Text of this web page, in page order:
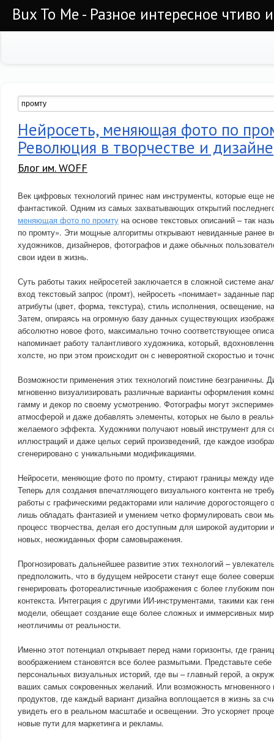
Bux To Me - Разное интересное чтиво
Нейросеть, меняющая фото по
Революция в творчестве и дизайне
Блог им. WOFF
Век цифровых технологий принес нам инструменты, которые еще
фантастикой. Одним из самых захватывающих открытий
меняющая фото по промту на основе текстовых описаний – так
по промту». Эти мощные алгоритмы открывают невиданные ранее
художников, дизайнеров, фотографов и даже обычных
свои идеи в жизнь.
Суть работы таких нейросетей заключается в сложной системе
вход текстовый запрос (промт), нейросеть «понимает» заданные
атрибуты (цвет, форма, текстура), стиль исполнения, освещение,
Затем, опираясь на огромную базу данных существующих
абсолютно новое фото, максимально точно соответствующее
напоминает работу талантливого художника, который,
холсте, но при этом происходит он с невероятной скоростью и
Возможности применения этих технологий поистине безграничны.
мгновенно визуализировать различные варианты оформления
гамму и декор по своему усмотрению. Фотографы могут
атмосферой и даже добавлять элементы, которых не было в
желаемого эффекта. Художники получают новый инструмент для
иллюстраций и даже целых серий произведений, где каждое
сгенерировано с уникальными модификациями.
Нейросети, меняющие фото по промту, стирают границы между
Теперь для создания впечатляющего визуального контента не
работы с графическими редакторами или наличие дорогостоящего
лишь обладать фантазией и умением четко формулировать свои
процесс творчества, делая его доступным для широкой аудитории
новых, неожиданных форм самовыражения.
Прогнозировать дальнейшее развитие этих технологий –
предположить, что в будущем нейросети станут еще более
генерировать фотореалистичные изображения с более глубоким
контекста. Интеграция с другими ИИ-инструментами, такими как
модели, обещает создание еще более сложных и иммерсивных
неотличимы от реальности.
Именно этот потенциал открывает перед нами горизонты, где
воображением становятся все более размытыми. Представьте
персональных визуальных историй, где вы – главный герой, а
ваших самых сокровенных желаний. Или возможность мгновенного
продуктов, где каждый вариант дизайна воплощается в жизнь за
увидеть его в реальном масштабе и освещении. Это ускоряет
новые пути для маркетинга и рекламы.